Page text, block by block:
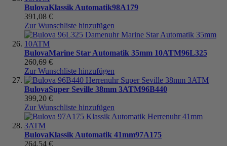
BulovaKlassik Automatik98A179
391,08 €
Zur Wunschliste hinzufügen
BulovaMarine Star Automatik 35mm 10ATM96L325
260,69 €
Zur Wunschliste hinzufügen
BulovaSuper Seville 38mm 3ATM96B440
399,20 €
Zur Wunschliste hinzufügen
BulovaKlassik Automatik 41mm97A175
264,54 €